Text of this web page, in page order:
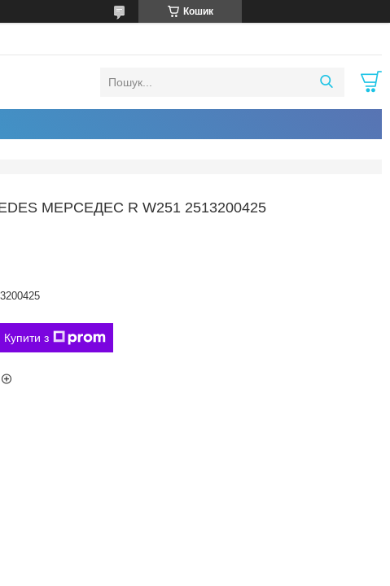
Кошик
МЕРСЕДЕС R W251 2513200425
Купити з